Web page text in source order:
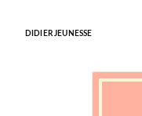
DIDIER JEUNESSE